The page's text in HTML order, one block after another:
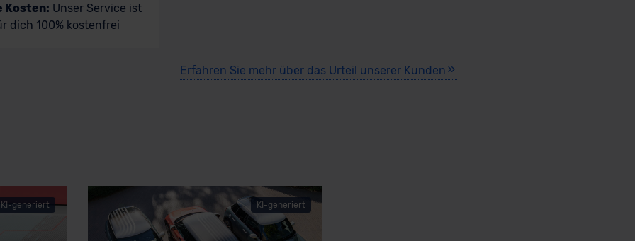
Kosten: Unser Service ist
dich 100% kostenfrei
Erfahren Sie mehr über das Urteil unserer Kunden
KI-generiert KI-generiert